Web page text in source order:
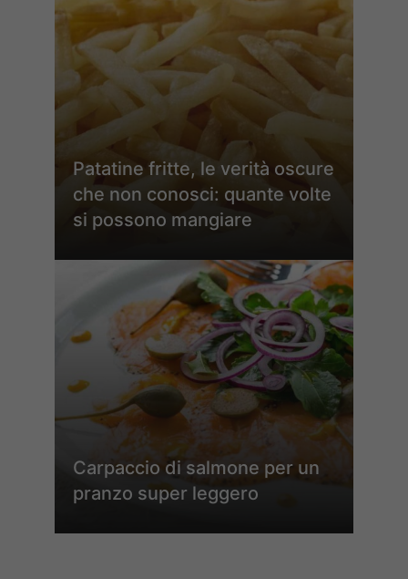
Patatine fritte, le verità oscure
che non conosci: quante volte
si possono mangiare
Carpaccio di salmone per un
pranzo super leggero